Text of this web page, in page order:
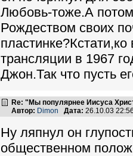
Любовь-тоже.А потом
Рождеством своих
трансляции в 1967
Джон.Так что пусть
Re: "Мы популярнее Иисуса
Автор: Dimon Дата: 26.10.03
Ну ляпнул он
общественном